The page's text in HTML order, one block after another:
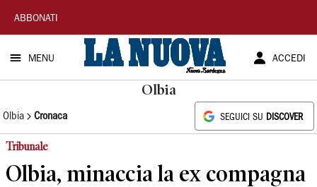
La
Nuova
Sardegna
ABBONATI
MENU ACCEDI
Olbia
Olbia Cronaca SEGUICI SU DISCOVER
Tribunale
Olbia, minaccia la ex compagna